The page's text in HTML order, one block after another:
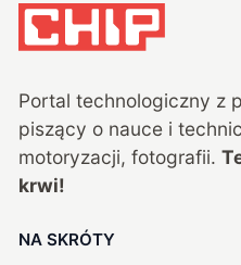
Portal technologiczny z
piszący o nauce i
motoryzacji, fotografii.
krwi!
NA SKRÓTY